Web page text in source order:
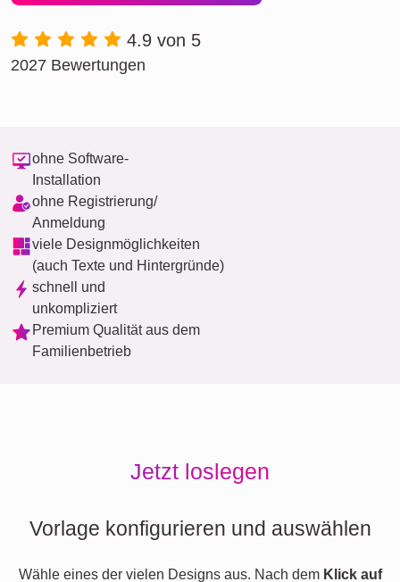
4.9 von 5
2027 Bewertungen
ohne Software-
Installation
ohne Registrierung/
Anmeldung
viele Designmöglichkeiten
(auch Texte und Hintergründe)
schnell und
unkompliziert
Premium Qualität aus dem
Familienbetrieb
Jetzt loslegen
Vorlage konfigurieren und auswählen
Wähle eines der vielen Designs aus. Nach dem Klick auf